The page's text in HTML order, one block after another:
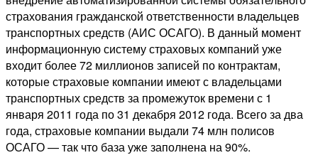
страхования гражданской ответственности владельцев
транспортных средств (АИС ОСАГО). В данный момент
информационную систему страховых компаний уже
входит более 72 миллионов записей по контрактам,
которые страховые компании имеют с владельцами
транспортных средств за промежуток времени с 1
января 2011 года по 31 декабря 2012 года. Всего за два
года, страховые компании выдали 74 млн полисов
ОСАГО — так что база уже заполнена на 90%.